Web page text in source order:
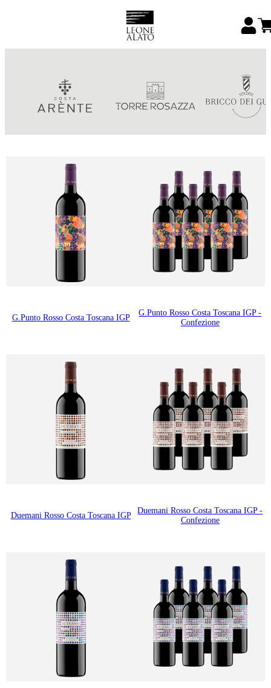
G.Punto Rosso Costa Toscana IGP
G.Punto Rosso Costa Toscana IGP -
Confezione
Duemani Rosso Costa Toscana IGP
Duemani Rosso Costa Toscana IGP -
Confezione